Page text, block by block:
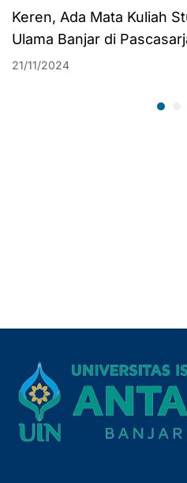
Keren, Ada Mata Kuliah
Ulama Banjar di
21/11/2024